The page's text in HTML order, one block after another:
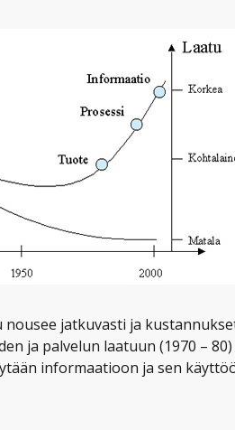
nousee jatkuvasti ja
ja palvelun laatuun (1970 –
informaatioon ja sen